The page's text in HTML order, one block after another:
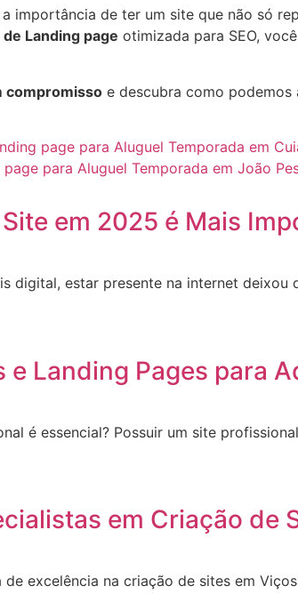
importância de ter um site que não só
Landing page otimizada para SEO,
compromisso e descubra como podemos
page para Aluguel Temporada em
para Aluguel Temporada em João
em 2025 é Mais
digital, estar presente na internet
e Landing Pages para
é essencial? Possuir um site
em Criação de
de excelência na criação de sites em